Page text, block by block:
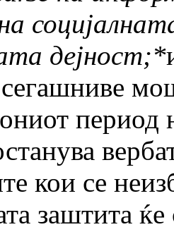
дејност;*
период
кои се
заштита